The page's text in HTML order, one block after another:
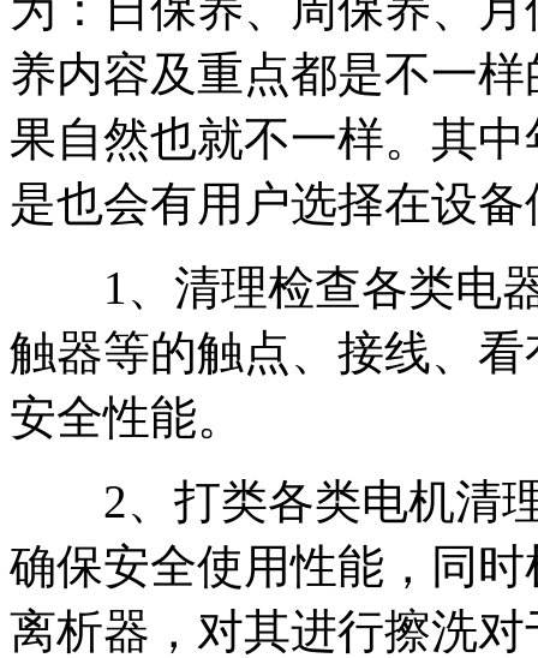
养内容及重点都是不一
果自然也就不一样。其
是也会有用户选择在设
1、清理检查各类电器
触器等的触点、接线、
安全性能。
2、打类各类电机清理
确保安全使用性能，同
离析器，对其进行擦洗